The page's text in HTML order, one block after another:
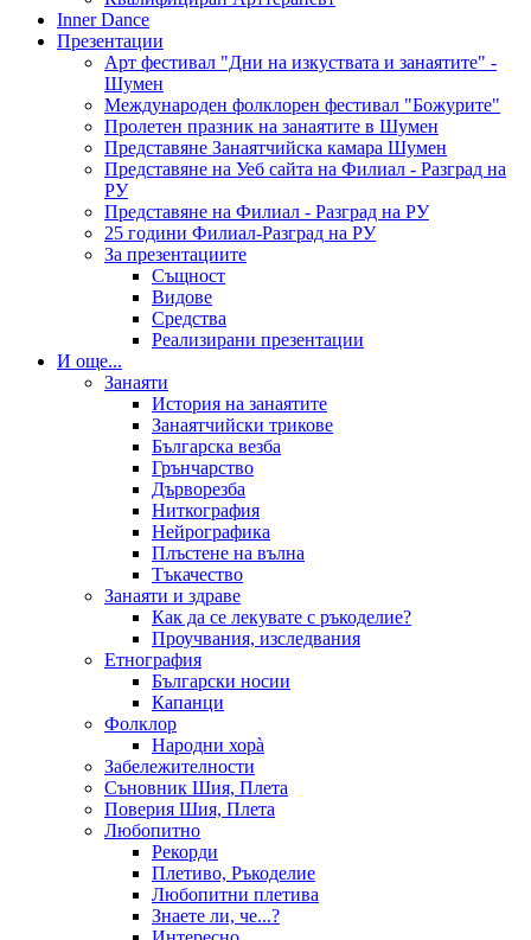
Inner Dance
Презентации
Арт фестивал "Дни на изкуствата и занаятите" -
Шумен
Международен фолклорен фестивал "Божурите"
Пролетен празник на занаятите в Шумен
Представяне Занаятчийска камара Шумен
Представяне на Уеб сайта на Филиал - Разград на
РУ
Представяне на Филиал - Разград на РУ
25 години Филиал-Разград на РУ
За презентациите
Същност
Видове
Средства
Реализирани презентации
И още...
Занаяти
История на занаятите
Занаятчийски трикове
Българска везба
Грънчарство
Дърворезба
Ниткография
Нейрографика
Плъстене на вълна
Тъкачество
Занаяти и здраве
Как да се лекувате с ръкоделие?
Проучвания, изследвания
Етнография
Български носии
Капанци
Фолклор
Народни хорà
Забележителности
Съновник Шия, Плета
Поверия Шия, Плета
Любопитно
Рекорди
Плетиво, Ръкоделие
Любопитни плетива
Знаете ли, че...?